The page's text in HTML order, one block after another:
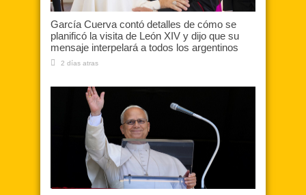
García Cuerva contó detalles de cómo se
planificó la visita de León XIV y dijo que su
mensaje interpelará a todos los argentinos
2 días atras